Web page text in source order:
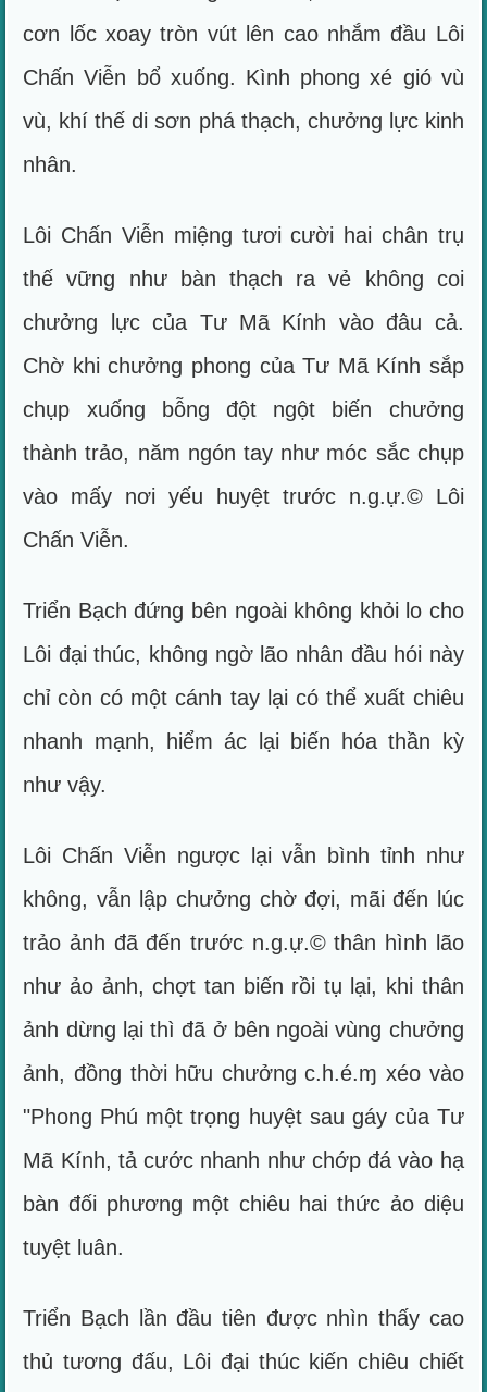
cơn lốc xoay tròn vút lên cao nhắm đầu Lôi
Chấn Viễn bổ xuống. Kình phong xé gió vù
vù, khí thế di sơn phá thạch, chưởng lực kinh
nhân.
Lôi Chấn Viễn miệng tươi cười hai chân trụ
thế vững như bàn thạch ra vẻ không coi
chưởng lực của Tư Mã Kính vào đâu cả.
Chờ khi chưởng phong của Tư Mã Kính sắp
chụp xuống bỗng đột ngột biến chưởng
thành trảo, năm ngón tay như móc sắc chụp
vào mấy nơi yếu huyệt trước n.g.ự.© Lôi
Chấn Viễn.
Triển Bạch đứng bên ngoài không khỏi lo cho
Lôi đại thúc, không ngờ lão nhân đầu hói này
chỉ còn có một cánh tay lại có thể xuất chiêu
nhanh mạnh, hiểm ác lại biến hóa thần kỳ
như vậy.
Lôi Chấn Viễn ngược lại vẫn bình tỉnh như
không, vẫn lập chưởng chờ đợi, mãi đến lúc
trảo ảnh đã đến trước n.g.ự.© thân hình lão
như ảo ảnh, chợt tan biến rồi tụ lại, khi thân
ảnh dừng lại thì đã ở bên ngoài vùng chưởng
ảnh, đồng thời hữu chưởng c.h.é.ɱ xéo vào
"Phong Phú một trọng huyệt sau gáy của Tư
Mã Kính, tả cước nhanh như chớp đá vào hạ
bàn đối phương một chiêu hai thức ảo diệu
tuyệt luân.
Triển Bạch lần đầu tiên được nhìn thấy cao
thủ tương đấu, Lôi đại thúc kiến chiêu chiết